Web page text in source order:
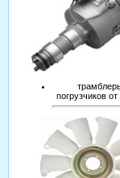
погрузчиков от